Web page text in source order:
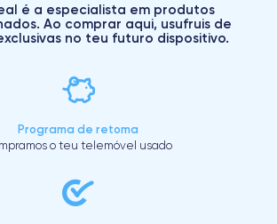
é a especialista em produtos
Ao comprar aqui, usufruis de
no teu futuro dispositivo.
Programa de retoma
o teu telemóvel usado